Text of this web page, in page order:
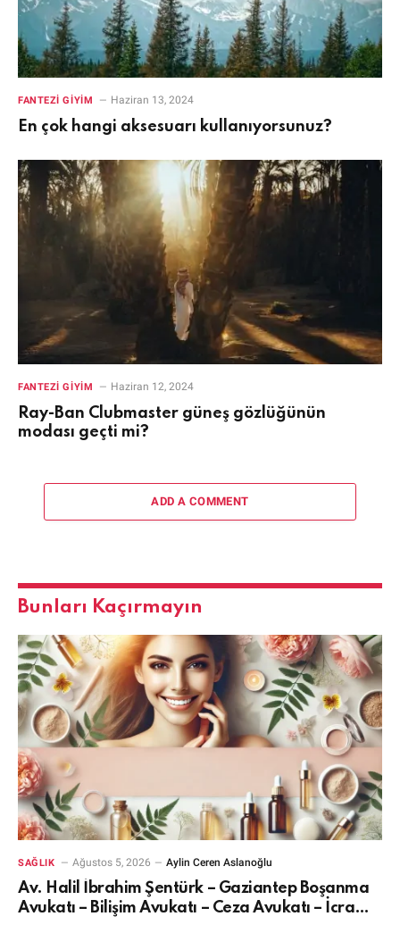
FANTEZI GIYIM Haziran 13, 2024
En çok hangi aksesuarı kullanıyorsunuz?
FANTEZI GIYIM Haziran 12, 2024
Ray-Ban Clubmaster güneş gözlüğünün
modası geçti mi?
ADD A COMMENT
Bunları Kaçırmayın
SAĞLIK Ağustos 5, 2026 Aylin Ceren Aslanoğlu
Av. Halil İbrahim Şentürk – Gaziantep Boşanma
Avukatı – Bilişim Avukatı – Ceza Avukatı – İcra